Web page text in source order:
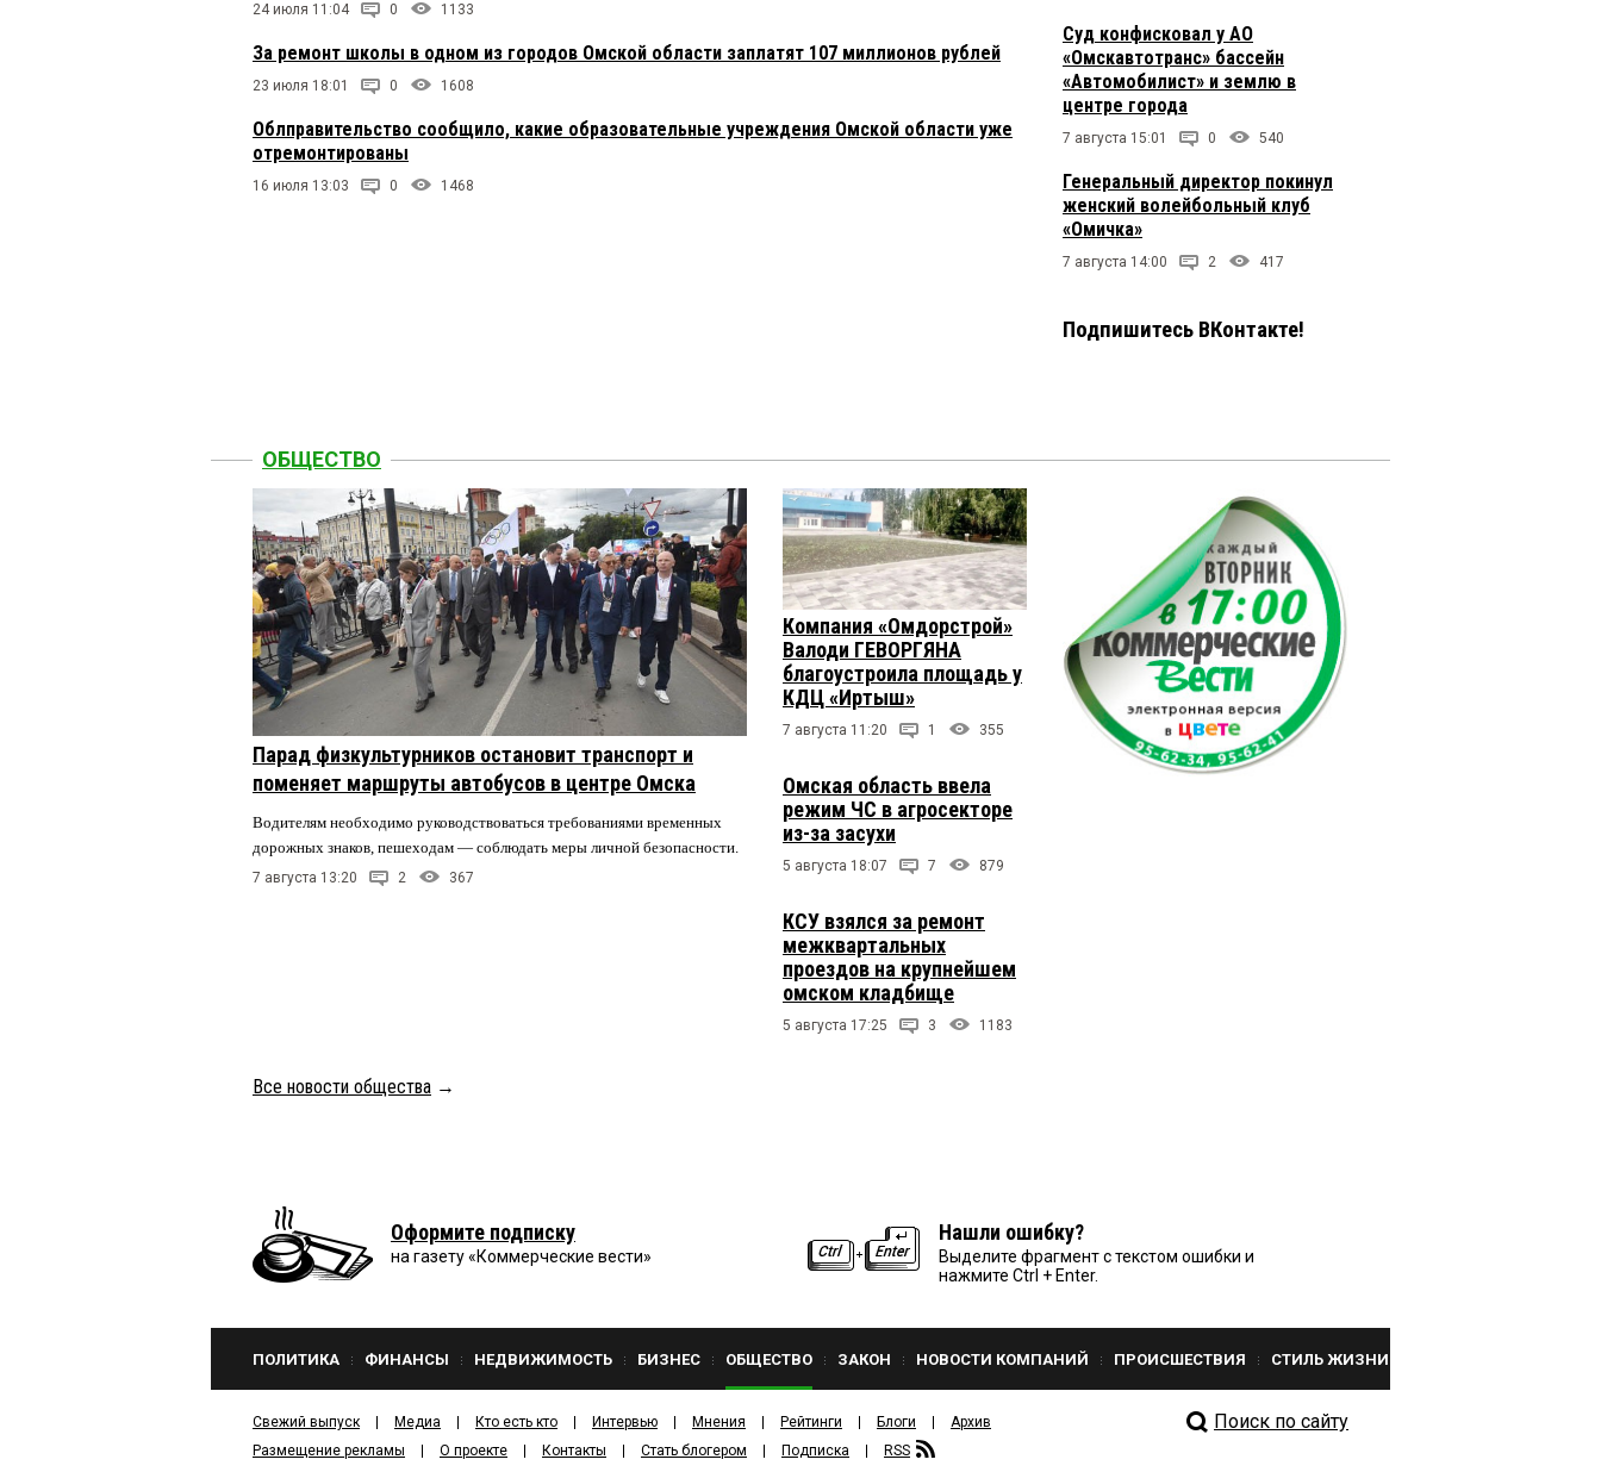
24 июля 11:04 0 1133
За ремонт школы в одном из городов Омской области заплатят 107 миллионов рублей
23 июля 18:01 0 1608
Облправительство сообщило, какие образовательные учреждения Омской области уже
отремонтированы
16 июля 13:03 0 1468
Суд конфисковал у АО
«Омскавтотранс» бассейн
«Автомобилист» и землю в
центре города
7 августа 15:01 0 540
Генеральный директор покинул
женский волейбольный клуб
«Омичка»
7 августа 14:00 2 417
Подпишитесь ВКонтакте!
ОБЩЕСТВО
Парад физкультурников остановит транспорт и
поменяет маршруты автобусов в центре Омска
Водителям необходимо руководствоваться требованиями временных
дорожных знаков, пешеходам — соблюдать меры личной безопасности.
7 августа 13:20 2 367
Компания «Омдорстрой»
Валоди ГЕВОРГЯНА
благоустроила площадь у
КДЦ «Иртыш»
7 августа 11:20 1 355
Омская область ввела
режим ЧС в агросекторе
из-за засухи
5 августа 18:07 7 879
КСУ взялся за ремонт
межквартальных
проездов на крупнейшем
омском кладбище
5 августа 17:25 3 1183
Все новости общества →
Оформите подписку
на газету «Коммерческие вести»
Нашли ошибку?
Выделите фрагмент с текстом ошибки и
нажмите Ctrl + Enter.
ПОЛИТИКА ФИНАНСЫ НЕДВИЖИМОСТЬ БИЗНЕС ОБЩЕСТВО ЗАКОН НОВОСТИ КОМПАНИЙ ПРОИСШЕСТВИЯ СТИЛЬ ЖИЗНИ
Свежий выпуск Медиа Кто есть кто Интервью Мнения Рейтинги Блоги
Архив
Размещение рекламы
О проекте Контакты Стать блогером Подписка RSS
Поиск по сайту